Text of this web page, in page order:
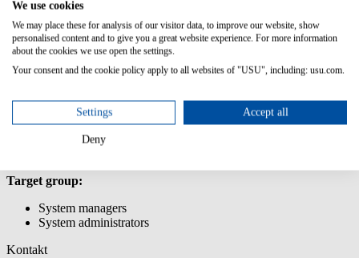
Creating and editing relationships
Creating and editing business logics/rules
Transferring customizations using the Customization Transfer
Manager
Participation in user training courses for basic modules (e.g.,
Asset Manager, Incident & Problem Manager, etc.)
Basic knowledge of databases and data modeling
Target group:
System managers
System administrators
Kontakt
We use cookies
We may place these for analysis of our visitor data, to improve our website, show
personalised content and to give you a great website experience. For more information
about the cookies we use open the settings.
Your consent and the cookie policy apply to all websites of "USU", including: usu.com.
Settings Accept all
Deny